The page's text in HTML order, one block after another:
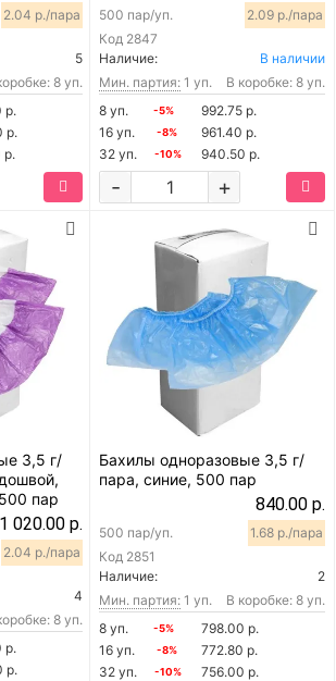
2.04 р./пара
5
8 уп.
р.
р.
р.
Код 2847
500 пар/уп. 2.09 р./пара
Наличие:
В наличии
Мин. партия: 1 уп.
В коробке: 8 уп.
8 уп.
-5%
992.75 р.
16 уп.
-8%
961.40 р.
32 уп.
-10% 940.50 р.
+
-
3,5 г/
пар
1 020.00 р.
2.04 р./пара
4
8 уп.
р.
р.
Бахилы одноразовые 3,5 г/
пара, синие, 500 пар
840.00 р.
Код 2851
500 пар/уп. 1.68 р./пара
Наличие:
2
Мин. партия: 1 уп.
В коробке: 8 уп.
8 уп.
-5%
798.00 р.
16 уп.
-8%
772.80 р.
32 уп.
-10% 756.00 р.